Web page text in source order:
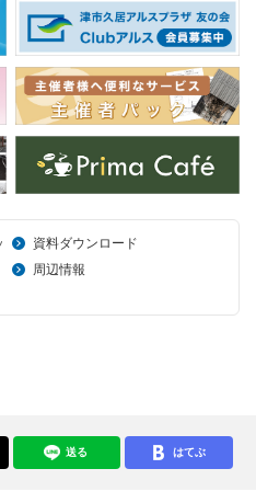
資料ダウンロード
周辺情報
送る はてぶ